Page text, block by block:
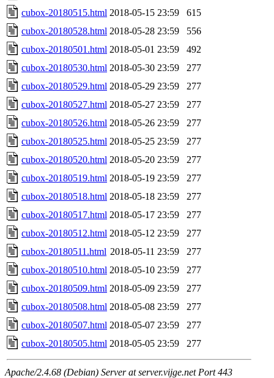
cubox-20180515.html 2018-05-15 23:59
615
cubox-20180528.html 2018-05-28 23:59
556
cubox-20180501.html 2018-05-01 23:59
492
cubox-20180530.html 2018-05-30 23:59
277
cubox-20180529.html 2018-05-29 23:59
277
cubox-20180527.html 2018-05-27 23:59
277
cubox-20180526.html 2018-05-26 23:59
277
cubox-20180525.html 2018-05-25 23:59
277
cubox-20180520.html 2018-05-20 23:59
277
cubox-20180519.html 2018-05-19 23:59
277
cubox-20180518.html 2018-05-18 23:59
277
cubox-20180517.html 2018-05-17 23:59
277
cubox-20180512.html 2018-05-12 23:59
277
cubox-20180511.html 2018-05-11 23:59
277
cubox-20180510.html 2018-05-10 23:59
277
cubox-20180509.html 2018-05-09 23:59
277
cubox-20180508.html 2018-05-08 23:59
277
cubox-20180507.html 2018-05-07 23:59
277
cubox-20180505.html 2018-05-05 23:59 277
Apache/2.4.68 (Debian) Server at server.vijge.net Port 443